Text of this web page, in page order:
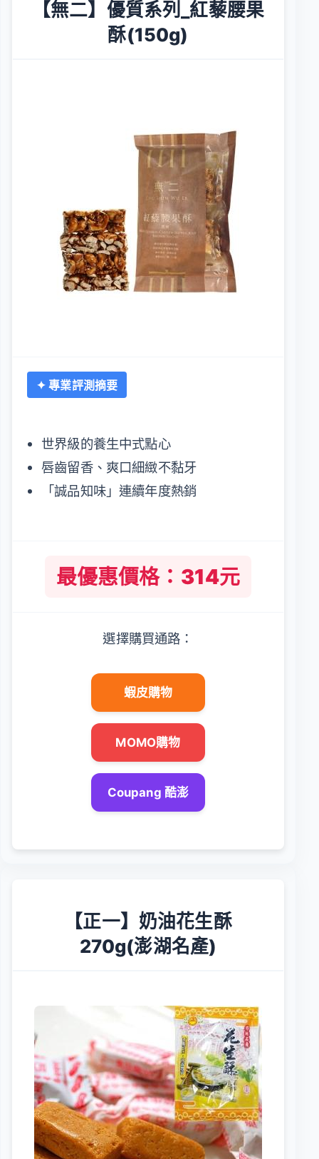
【無二】優質系列_紅藜腰果
酥(150g)
✦ 專業評測摘要
世界級的養生中式點心
唇齒留香、爽口細緻不黏牙
「誠品知味」連續年度熱銷
最優惠價格：314元
選擇購買通路：
蝦皮購物
MOMO購物
Coupang 酷澎
【正一】奶油花生酥
270g(澎湖名產)